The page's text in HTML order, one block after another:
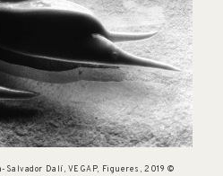
Dalí, VEGAP, Figueres, 2019 ©